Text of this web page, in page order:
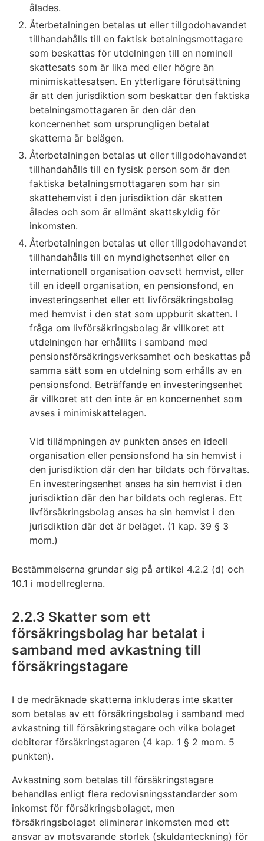
ålades.
Återbetalningen betalas ut eller tillgodohavandet
tillhandahålls till en faktisk betalningsmottagare
som beskattas för utdelningen till en nominell
skattesats som är lika med eller högre än
minimiskattesatsen. En ytterligare förutsättning
är att den jurisdiktion som beskattar den faktiska
betalningsmottagaren är den där den
koncernenhet som ursprungligen betalat
skatterna är belägen.
Återbetalningen betalas ut eller tillgodohavandet
tillhandahålls till en fysisk person som är den
faktiska betalningsmottagaren som har sin
skattehemvist i den jurisdiktion där skatten
ålades och som är allmänt skattskyldig för
inkomsten.
Återbetalningen betalas ut eller tillgodohavandet
tillhandahålls till en myndighetsenhet eller en
internationell organisation oavsett hemvist, eller
till en ideell organisation, en pensionsfond, en
investeringsenhet eller ett livförsäkringsbolag
med hemvist i den stat som uppburit skatten. I
fråga om livförsäkringsbolag är villkoret att
utdelningen har erhållits i samband med
pensionsförsäkringsverksamhet och beskattas på
samma sätt som en utdelning som erhålls av en
pensionsfond. Beträffande en investeringsenhet
är villkoret att den inte är en koncernenhet som
avses i minimiskattelagen.
Vid tillämpningen av punkten anses en ideell
organisation eller pensionsfond ha sin hemvist i
den jurisdiktion där den har bildats och förvaltas.
En investeringsenhet anses ha sin hemvist i den
jurisdiktion där den har bildats och regleras. Ett
livförsäkringsbolag anses ha sin hemvist i den
jurisdiktion där det är beläget. (1 kap. 39 § 3
mom.)
Bestämmelserna grundar sig på artikel 4.2.2 (d) och
10.1 i modellreglerna.
2.2.3 Skatter som ett
försäkringsbolag har betalat i
samband med avkastning till
försäkringstagare
I de medräknade skatterna inkluderas inte skatter
som betalas av ett försäkringsbolag i samband med
avkastning till försäkringstagare och vilka bolaget
debiterar försäkringstagaren (4 kap. 1 § 2 mom. 5
punkten).
Avkastning som betalas till försäkringstagare
behandlas enligt flera redovisningsstandarder som
inkomst för försäkringsbolaget, men
försäkringsbolaget eliminerar inkomsten med ett
ansvar av motsvarande storlek (skuldanteckning) för